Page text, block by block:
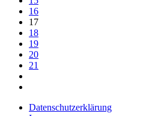
16
17
18
19
20
21
Datenschutzerklärung